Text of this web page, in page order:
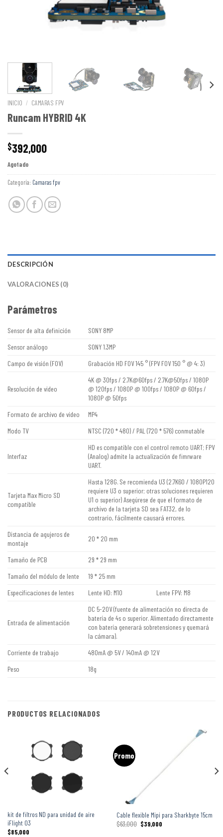
INICIO / CAMARAS FPV
Runcam HYBRID 4K
$392,000
Agotado
Categoría: Camaras fpv
DESCRIPCIÓN
VALORACIONES (0)
Parámetros
Sensor de alta definición
SONY 8MP
Sensor análogo
SONY 1.3MP
Campo de visión (FOV)
Grabación HD FOV 145 ° (FPV FOV 150 ° @ 4: 3)
Resolución de video
4K @ 30fps / 2.7K@60fps / 2.7K@50fps / 1080P
@ 120fps / 1080P @ 100fps / 1080P @ 60fps /
1080P @ 50fps
Formato de archivo de video
MP4
Modo TV
NTSC (720 * 480) / PAL (720 * 576) conmutable
Interfaz
HD es compatible con el control remoto UART; FPV
(Analog) admite la actualización de fimrware
UART.
Tarjeta Max Micro SD
compatible
Hasta 128G. Se recomienda U3 (2.7K60 / 1080P120
requiere U3 o superior; otras soluciones requieren
U1 o superior)Asegúrese de que el formato de
archivo de la tarjeta SD sea FAT32, de lo
contrario, fácilmente causará errores.
Distancia de agujeros de
montaje
20 * 20 mm
Tamaño de PCB
29 * 29 mm
Tamaño del módulo de lente
19 * 25 mm
Especificaciones de lentes
Lente HD: M10 Lente FPV: M8
Entrada de alimentación
DC 5-20V(fuente de alimentación no directa de
batería de 4s o superior. Alimentado directamente
con batería generará sobretensiones y quemará
la cámara).
Corriente de trabajo
480mA @ 5V / 140mA @ 12V
Peso
18g
PRODUCTOS RELACIONADOS
kit de filtros ND para unidad de aire
iFlight O3
$85,000
Promo
Cable flexible Mipi para Sharkbyte 15cm
$63,000 $39,000